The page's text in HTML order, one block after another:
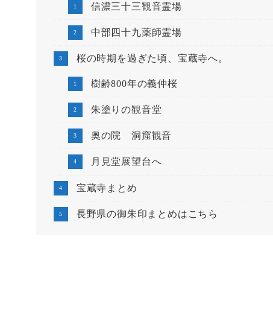
信濃三十三観音霊場
中部四十九薬師霊場
桜の時期を過ぎた頃、宝蔵寺へ。
樹齢800年の義仲桜
朱塗りの観音堂
奥の院 洞窟観音
月見堂展望台へ
宝蔵寺まとめ
長野県の御朱印まとめはこちら